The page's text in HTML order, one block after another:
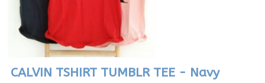
CALVIN TSHIRT TUMBLR TEE - Navy